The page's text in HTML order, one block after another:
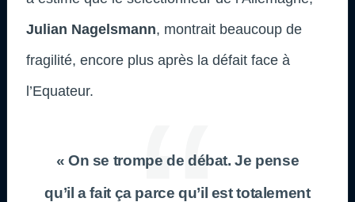
Julian Nagelsmann, montrait beaucoup de
fragilité, encore plus après la défait face à
l’Equateur.
« On se trompe de débat. Je pense
qu’il a fait ça parce qu’il est totalement